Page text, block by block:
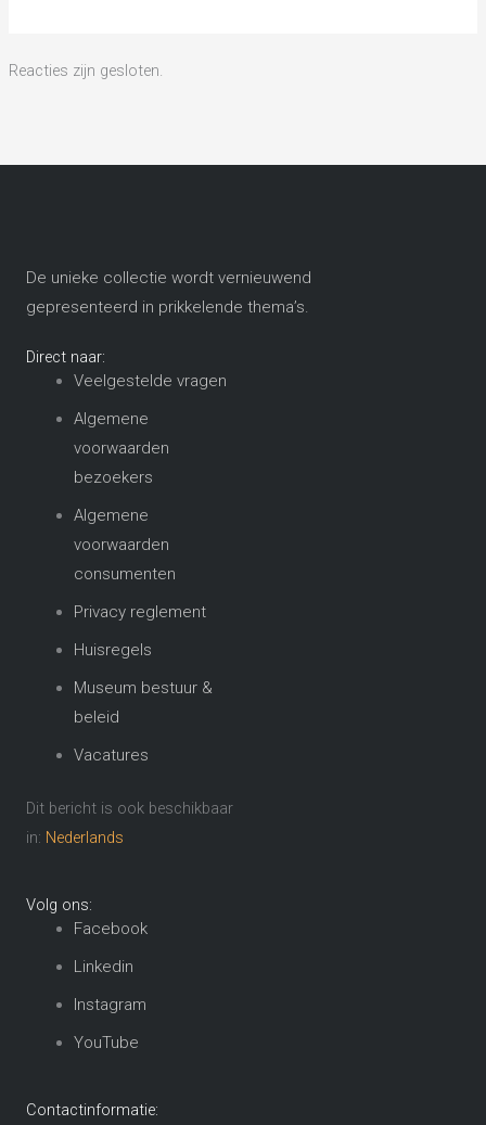
Reacties zijn gesloten.
De unieke collectie wordt vernieuwend
gepresenteerd in prikkelende thema’s​.
Direct naar:
Veelgestelde vragen
Algemene
voorwaarden
bezoekers
Algemene
voorwaarden
consumenten
Privacy reglement
Huisregels
Museum bestuur &
beleid
Vacatures
Dit bericht is ook beschikbaar
in: Nederlands
Volg ons:
Facebook
Linkedin
Instagram
YouTube
Contactinformatie: